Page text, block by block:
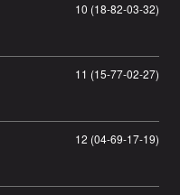
10 (18-82-03-32)
11 (15-77-02-27)
12 (04-69-17-19)